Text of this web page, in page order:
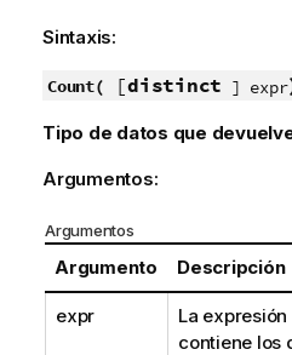
Sintaxis:
Count( [distinct ] expr
Tipo de datos que
Argumentos:
Argumentos
Argumento Descripción
expr
La
contiene los